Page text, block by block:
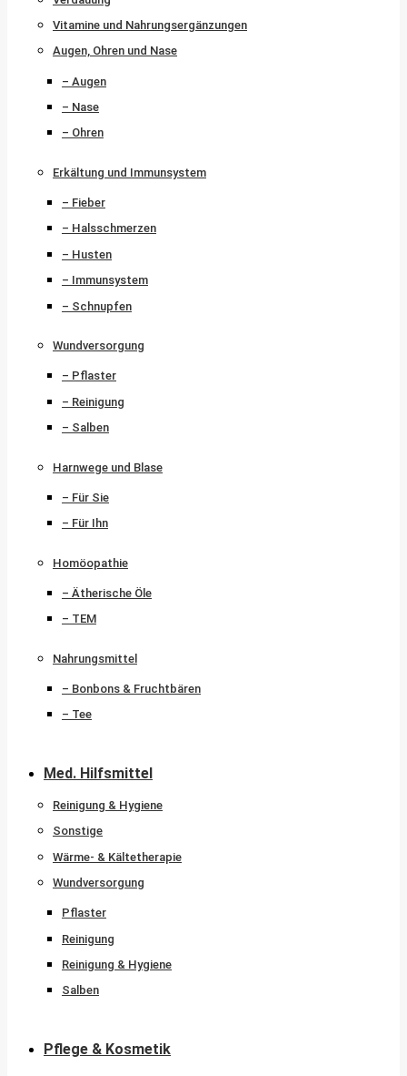
Vitamine und Nahrungsergänzungen
Augen, Ohren und Nase
– Augen
– Nase
– Ohren
Erkältung und Immunsystem
– Fieber
– Halsschmerzen
– Husten
– Immunsystem
– Schnupfen
Wundversorgung
– Pflaster
– Reinigung
– Salben
Harnwege und Blase
– Für Sie
– Für Ihn
Homöopathie
– Ätherische Öle
– TEM
Nahrungsmittel
– Bonbons & Fruchtbären
– Tee
Med. Hilfsmittel
Reinigung & Hygiene
Sonstige
Wärme- & Kältetherapie
Wundversorgung
Pflaster
Reinigung
Reinigung & Hygiene
Salben
Pflege & Kosmetik